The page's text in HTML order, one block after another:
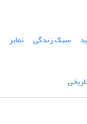
سبک زندگی تمایز